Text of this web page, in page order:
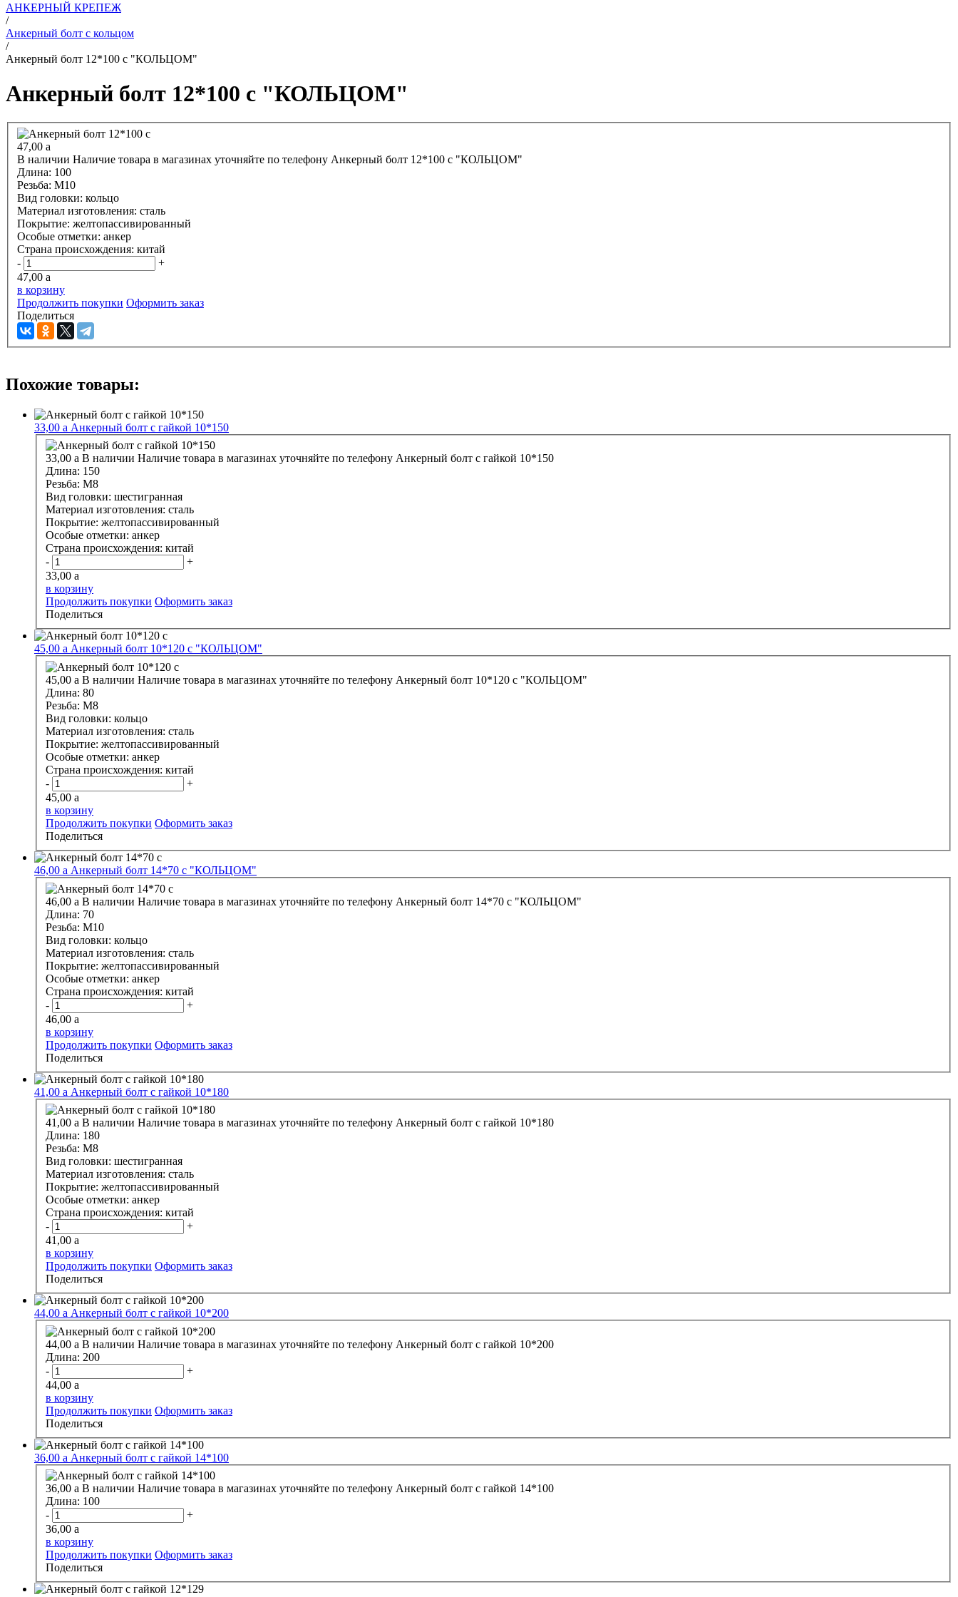
АНКЕРНЫЙ КРЕПЕЖ
/
Анкерный болт с кольцом
/
Анкерный болт 12*100 с "КОЛЬЦОМ"
Анкерный болт 12*100 с "КОЛЬЦОМ"
47,00 a
В наличии Наличие товара в магазинах уточняйте по телефону Анкерный болт 12*100 с "КОЛЬЦОМ"
Длина: 100
Резьба: М10
Вид головки: кольцо
Материал изготовления: сталь
Покрытие: желтопассивированный
Особые отметки: анкер
Страна происхождения: китай
-
+
47,00 a
в корзину
Продолжить покупки Оформить заказ
Поделиться
Похожие товары:
33,00 a Анкерный болт с гайкой 10*150
33,00 a В наличии Наличие товара в магазинах уточняйте по телефону Анкерный болт с гайкой 10*150
Длина: 150
Резьба: М8
Вид головки: шестигранная
Материал изготовления: сталь
Покрытие: желтопассивированный
Особые отметки: анкер
Страна происхождения: китай
-
+
33,00 a
в корзину
Продолжить покупки Оформить заказ
Поделиться
45,00 a Анкерный болт 10*120 с "КОЛЬЦОМ"
45,00 a В наличии Наличие товара в магазинах уточняйте по телефону Анкерный болт 10*120 с "КОЛЬЦОМ"
Длина: 80
Резьба: М8
Вид головки: кольцо
Материал изготовления: сталь
Покрытие: желтопассивированный
Особые отметки: анкер
Страна происхождения: китай
-
+
45,00 a
в корзину
Продолжить покупки Оформить заказ
Поделиться
46,00 a Анкерный болт 14*70 с "КОЛЬЦОМ"
46,00 a В наличии Наличие товара в магазинах уточняйте по телефону Анкерный болт 14*70 с "КОЛЬЦОМ"
Длина: 70
Резьба: М10
Вид головки: кольцо
Материал изготовления: сталь
Покрытие: желтопассивированный
Особые отметки: анкер
Страна происхождения: китай
-
+
46,00 a
в корзину
Продолжить покупки Оформить заказ
Поделиться
41,00 a Анкерный болт с гайкой 10*180
41,00 a В наличии Наличие товара в магазинах уточняйте по телефону Анкерный болт с гайкой 10*180
Длина: 180
Резьба: М8
Вид головки: шестигранная
Материал изготовления: сталь
Покрытие: желтопассивированный
Особые отметки: анкер
Страна происхождения: китай
-
+
41,00 a
в корзину
Продолжить покупки Оформить заказ
Поделиться
44,00 a Анкерный болт с гайкой 10*200
44,00 a В наличии Наличие товара в магазинах уточняйте по телефону Анкерный болт с гайкой 10*200
Длина: 200
-
+
44,00 a
в корзину
Продолжить покупки Оформить заказ
Поделиться
36,00 a Анкерный болт с гайкой 14*100
36,00 a В наличии Наличие товара в магазинах уточняйте по телефону Анкерный болт с гайкой 14*100
Длина: 100
-
+
36,00 a
в корзину
Продолжить покупки Оформить заказ
Поделиться